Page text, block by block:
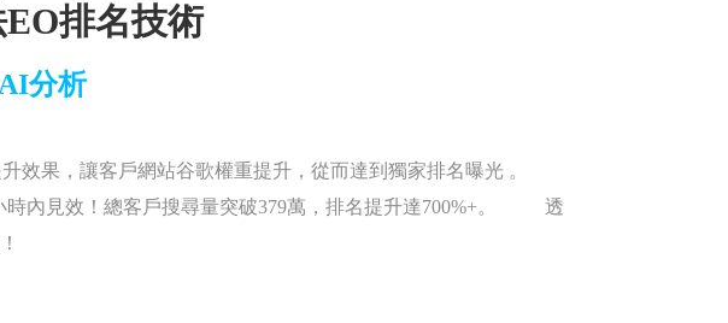
排名技術
分析
效果，讓客戶網站谷歌權重提升，從而達到獨家排名曝光 。
時內見效！總客戶搜尋量突破379萬，排名提升達700%+。 透